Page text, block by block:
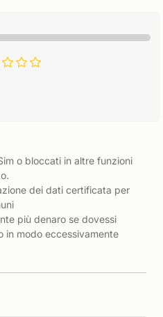
o bloccati in altre funzioni
dei dati certificata per
più denaro se dovessi
in modo eccessivamente